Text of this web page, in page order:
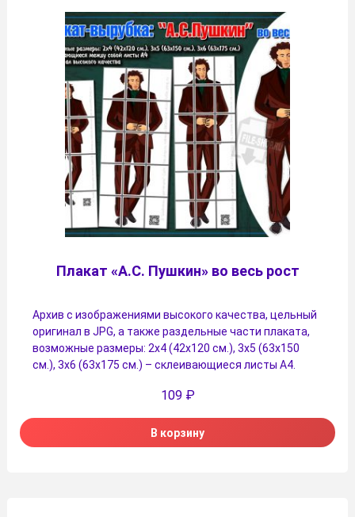
Плакат «А.С. Пушкин» во весь рост
Архив с изображениями высокого качества, цельный
оригинал в JPG, а также раздельные части плаката,
возможные размеры: 2х4 (42х120 см.), 3х5 (63х150
см.), 3х6 (63х175 см.) – склеивающиеся листы А4.
109 ₽
В корзину